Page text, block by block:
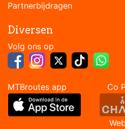
Partnerbijdragen
Diversen
Volg ons op
MTBroutes app Co